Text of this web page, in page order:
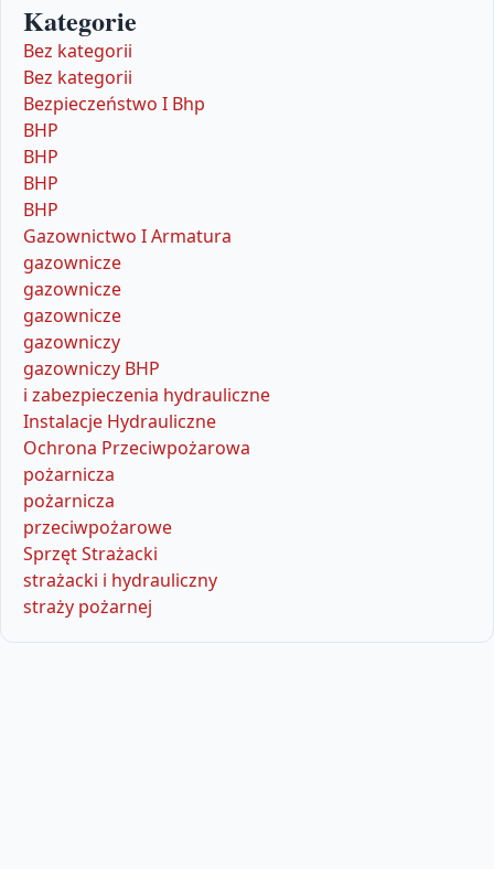
Kategorie
Bez kategorii
Bez kategorii
Bezpieczeństwo I Bhp
BHP
BHP
BHP
BHP
Gazownictwo I Armatura
gazownicze
gazownicze
gazownicze
gazowniczy
gazowniczy BHP
i zabezpieczenia hydrauliczne
Instalacje Hydrauliczne
Ochrona Przeciwpożarowa
pożarnicza
pożarnicza
przeciwpożarowe
Sprzęt Strażacki
strażacki i hydrauliczny
straży pożarnej